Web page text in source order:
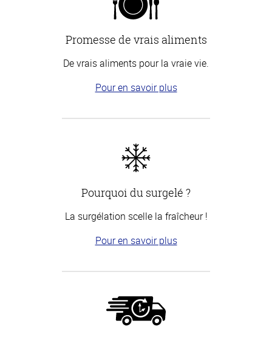
Promesse de vrais aliments
De vrais aliments pour la vraie vie.
Pour en savoir plus
Pourquoi du surgelé ?
La surgélation scelle la fraîcheur !
Pour en savoir plus